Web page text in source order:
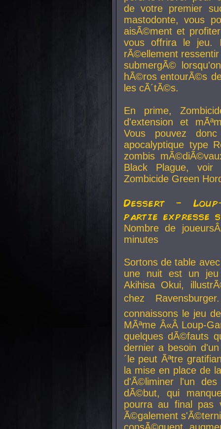
de votre premier
mastodonte, vous
aisÃ©ment et
vous offrira le jeu.
rÃ©ellement
submergÃ©
hÃ©ros entourÃ©s
les cÃ´tÃ©s.
En prime,
d'extension et
Vous pouvez
apocalyptique type
zombis
Black Plague,
Zombicide Green
Dessert -
partie expresse
Nombre de
minutes
Sortons de table
une nuit est un
Akihisa Okui,
chez
connaissons le jeu
MÃªme Â«Â Loup-
quelques dÃ©fauts
dernier a besoin
´le peut Ãªtre
la mise en place de
d'Ã©liminer l'un
dÃ©but, qui
pourra au final pas
Ã©galement